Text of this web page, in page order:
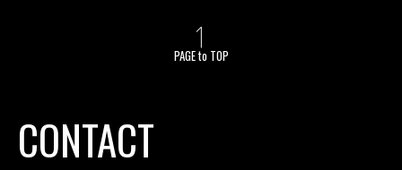
PAGE to TOP
CONTACT